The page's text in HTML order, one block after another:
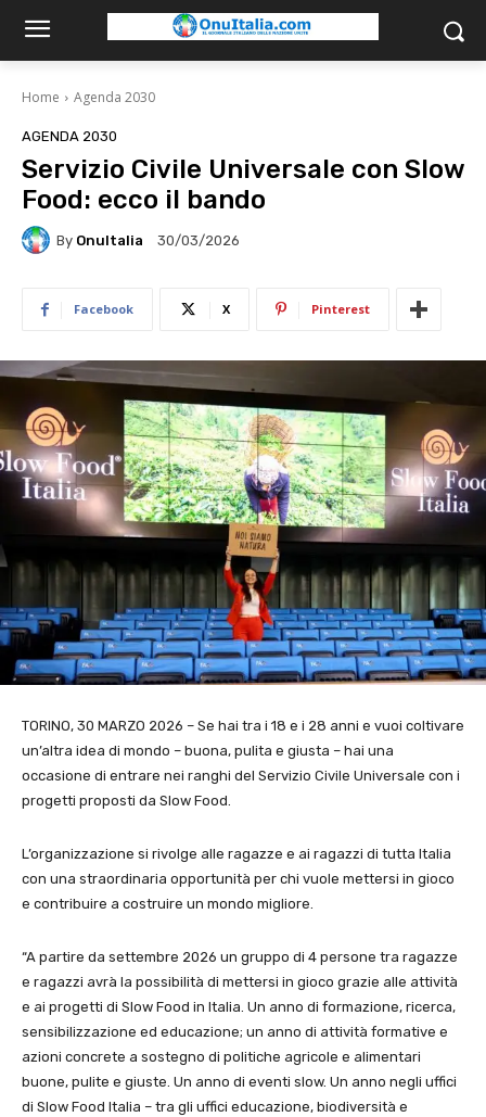
Home Agenda 2030
AGENDA 2030
Servizio Civile Universale con Slow
Food: ecco il bando
By OnuItalia 30/03/2026
Facebook X Pinterest
TORINO, 30 MARZO 2026 – Se hai tra i 18 e i 28 anni e vuoi coltivare
un’altra idea di mondo – buona, pulita e giusta – hai una
occasione di entrare nei ranghi del Servizio Civile Universale con i
progetti proposti da Slow Food.
L’organizzazione si rivolge alle ragazze e ai ragazzi di tutta Italia
con una straordinaria opportunità per chi vuole mettersi in gioco
e contribuire a costruire un mondo migliore.
“A partire da settembre 2026 un gruppo di 4 persone tra ragazze
e ragazzi avrà la possibilità di mettersi in gioco grazie alle attività
e ai progetti di Slow Food in Italia. Un anno di formazione, ricerca,
sensibilizzazione ed educazione; un anno di attività formative e
azioni concrete a sostegno di politiche agricole e alimentari
buone, pulite e giuste. Un anno di eventi slow. Un anno negli uffici
di Slow Food Italia – tra gli uffici educazione, biodiversità e